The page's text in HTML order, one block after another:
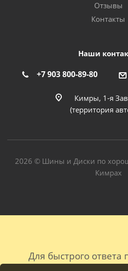
Для быстрого ответа
Отзывы
Контакты
Наши
+7 903 800-89-80
Кимры, 1-я
(территория
2026 © Шины и Диски по
Кимрах